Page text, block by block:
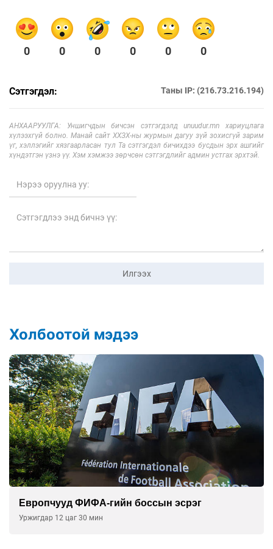
0 0 0 0 0 0
Сэтгэгдэл: Таны IP: (216.73.216.194)
АНХААРУУЛГА: Уншигчдын бичсэн сэтгэгдэлд unuudur.mn хариуцлага
хүлээхгүй болно. Манай сайт ХХЗХ-ны журмын дагуу зүй зохисгүй зарим
үг, хэллэгийг хязгаарласан тул Та сэтгэгдэл бичихдээ бусдын эрх ашгийг
хүндэтгэн үзнэ үү. Хэм хэмжээ зөрчсөн сэтгэгдлийг админ устгах эрхтэй.
Илгээх
Холбоотой мэдээ
Европчууд ФИФА-гийн боссын эсрэг
Уржигдар 12 цаг 30 мин